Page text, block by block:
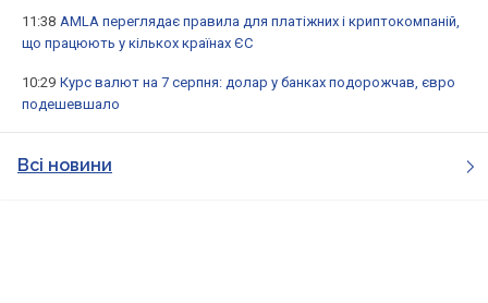
11:38 AMLA переглядає правила для платіжних і криптокомпаній,
що працюють у кількох країнах ЄС
10:29 Курс валют на 7 серпня: долар у банках подорожчав, євро
подешевшало
Всі новини